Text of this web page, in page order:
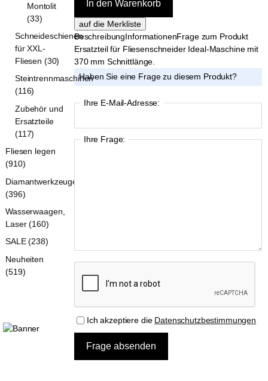
BeschreibungInformationenFrage zum Produkt
Ersatzteil für Fliesenschneider Ideal-Maschine mit
370 mm Schnittlänge.
Haben Sie eine Frage zu diesem Produkt?
Ihre E-Mail-Adresse:
Ihre Frage:
Ich akzeptiere die Datenschutzbestimmungen
Montolit
(33)
Schneideschienen
für XXL-
Fliesen (30)
Steintrennmaschinen
(116)
Zubehör und
Ersatzteile
(117)
Fliesen legen
(910)
Diamantwerkzeuge
(396)
Wasserwaagen,
Laser (160)
SALE (238)
Neuheiten
(519)